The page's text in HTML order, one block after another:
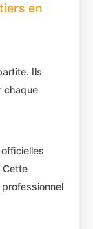
en
Ils
chaque
Cette